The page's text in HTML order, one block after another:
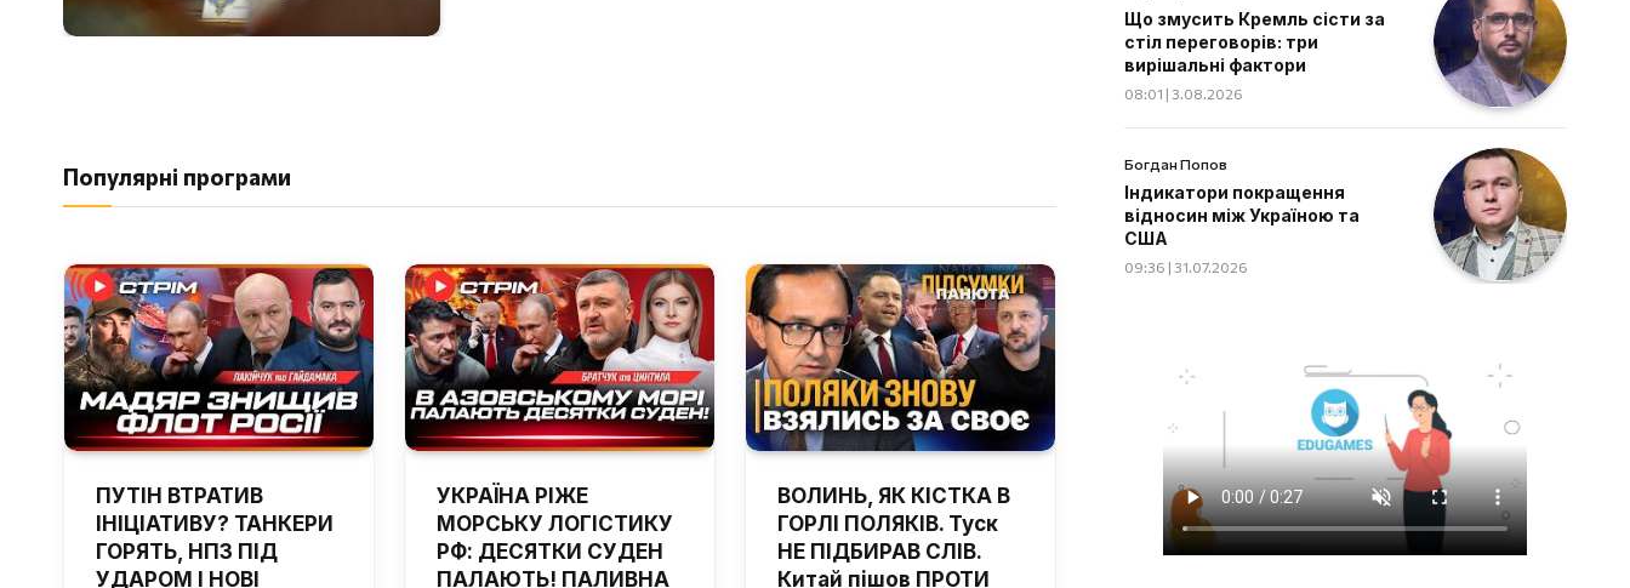
Популярні програми
ПУТІН ВТРАТИВ
ІНІЦІАТИВУ? ТАНКЕРИ
ГОРЯТЬ, НПЗ ПІД
УДАРОМ І НОВІ
УКРАЇНА РІЖЕ
МОРСЬКУ ЛОГІСТИКУ
РФ: ДЕСЯТКИ СУДЕН
ПАЛАЮТЬ! ПАЛИВНА
ВОЛИНЬ, ЯК КІСТКА В
ГОРЛІ ПОЛЯКІВ. Туск
НЕ ПІДБИРАВ СЛІВ.
Китай пішов ПРОТИ
Що змусить Кремль сісти за
стіл переговорів: три
вирішальні фактори
08:01 | 3.08.2026
Богдан Попов
Індикатори покращення
відносин між Україною та
США
09:36 | 31.07.2026